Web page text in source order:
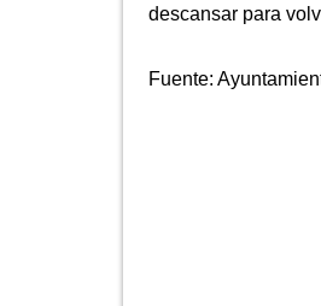
descansar para
Fuente: